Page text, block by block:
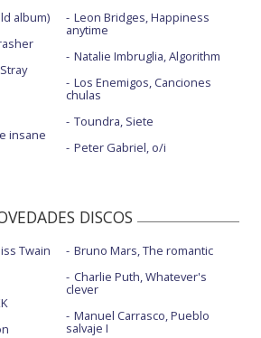
album)
insane
Leon Bridges, Happiness
anytime
Natalie Imbruglia, Algorithm
Los Enemigos, Canciones
chulas
Toundra, Siete
Peter Gabriel, o/i
DISCOS
Twain
Bruno Mars, The romantic
Charlie Puth, Whatever's
clever
Manuel Carrasco, Pueblo
salvaje I